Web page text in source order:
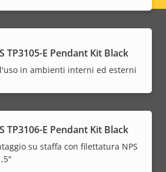
TP3105-E Pendant Kit Black
in ambienti interni ed esterni
TP3106-E Pendant Kit Black
su staffa con filettatura NPS